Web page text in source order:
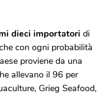
dieci importatori di
con ogni probabilità
proviene da una
allevano il 96 per
Grieg Seafood,